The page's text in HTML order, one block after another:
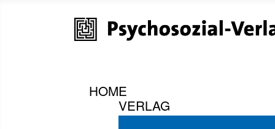
HOME
VERLAG